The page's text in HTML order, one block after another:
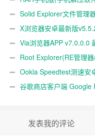
Solid Explorer文件管理
X浏览器安卓最新版
Via浏览器APP v7.0.0.0
Root Explorer(RE管理
Ookla Speedtest测速安
谷歌商店客户端 Google
发表我的评论